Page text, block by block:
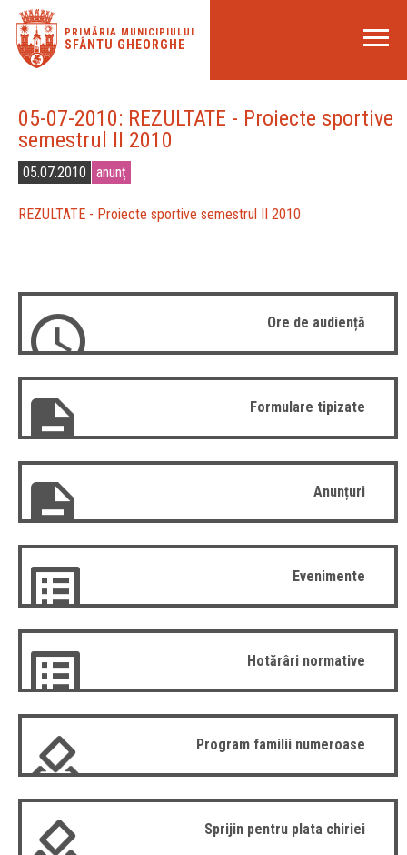
PRIMĂRIA MUNICIPIULUI
SFÂNTU GHEORGHE
05-07-2010: REZULTATE - Proiecte sportive
semestrul II 2010
05.07.2010 anunț
REZULTATE - Proiecte sportive semestrul II 2010
Ore de audiență
Formulare tipizate
Anunțuri
Evenimente
Hotărâri normative
Program familii numeroase
Sprijin pentru plata chiriei